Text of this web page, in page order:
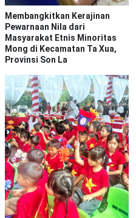
Membangkitkan Kerajinan
Pewarnaan Nila dari
Masyarakat Etnis Minoritas
Mong di Kecamatan Ta Xua,
Provinsi Son La